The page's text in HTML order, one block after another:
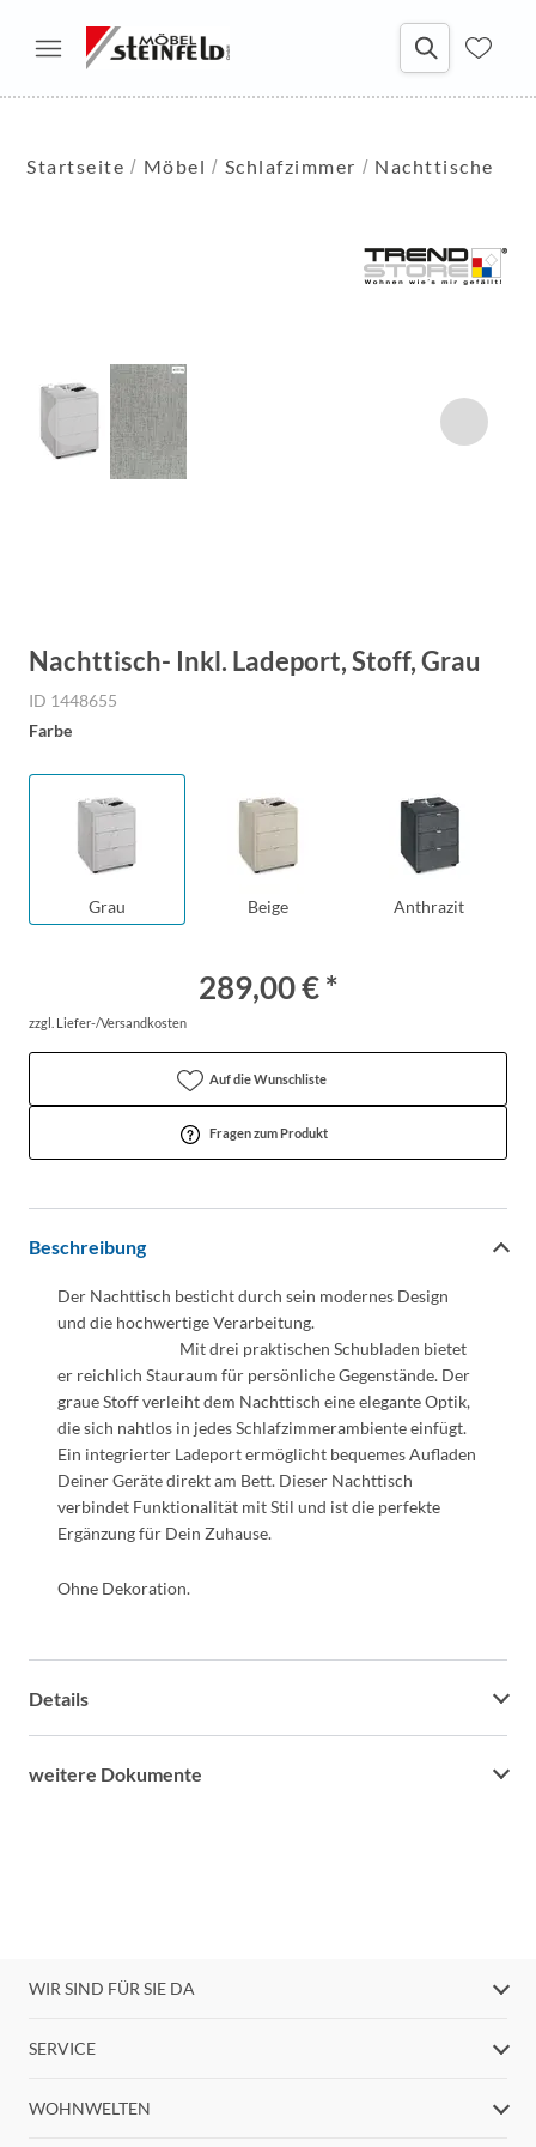
Startseite Möbel Schlafzimmer Nachttische
Nachttisch- Inkl. Ladeport, Stoff, Grau
ID 1448655
Farbe
Grau Beige Anthrazit
289,00 € *
zzgl. Liefer-/Versandkosten
Auf die Wunschliste
Fragen zum Produkt
Beschreibung
Der Nachttisch besticht durch sein modernes Design
und die hochwertige Verarbeitung.
Mit drei praktischen Schubladen bietet
er reichlich Stauraum für persönliche Gegenstände. Der
graue Stoff verleiht dem Nachttisch eine elegante Optik,
die sich nahtlos in jedes Schlafzimmerambiente einfügt.
Ein integrierter Ladeport ermöglicht bequemes Aufladen
Deiner Geräte direkt am Bett. Dieser Nachttisch
verbindet Funktionalität mit Stil und ist die perfekte
Ergänzung für Dein Zuhause.
Ohne Dekoration.
Details
weitere Dokumente
WIR SIND FÜR SIE DA
SERVICE
WOHNWELTEN